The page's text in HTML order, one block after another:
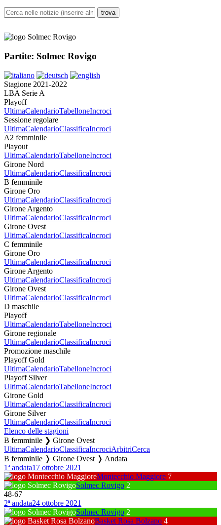
Partite: Solmec Rovigo
Stagione 2021-2022
LBA Serie A
Playoff
UltimaCalendarioTabelloneIncroci
Sessione regolare
UltimaCalendarioClassificaIncroci
A2 femminile
Playout
UltimaCalendarioTabelloneIncroci
Girone Nord
UltimaCalendarioClassificaIncroci
B femminile
Girone Oro
UltimaCalendarioClassificaIncroci
Girone Argento
UltimaCalendarioClassificaIncroci
Girone Ovest
UltimaCalendarioClassificaIncroci
C femminile
Girone Oro
UltimaCalendarioClassificaIncroci
Girone Argento
UltimaCalendarioClassificaIncroci
Girone Ovest
UltimaCalendarioClassificaIncroci
D maschile
Playoff
UltimaCalendarioTabelloneIncroci
Girone regionale
UltimaCalendarioClassificaIncroci
Promozione maschile
Playoff Gold
UltimaCalendarioTabelloneIncroci
Playoff Silver
UltimaCalendarioTabelloneIncroci
Girone Gold
UltimaCalendarioClassificaIncroci
Girone Silver
UltimaCalendarioClassificaIncroci
Elenco delle stagioni
B femminile ❯ Girone Ovest
UltimaCalendarioClassificaIncrociArbitriCerca
B femminile ❭ Girone Ovest ❭ Andata
1ª andata17 ottobre 2021
Montecchio Maggiore 7
Solmec Rovigo 2
48-67
2ª andata24 ottobre 2021
Solmec Rovigo 2
Basket Rosa Bolzano 4